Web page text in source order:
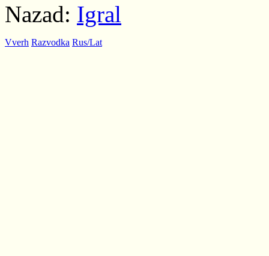
Nazad: Igral
Vverh Razvodka Rus/Lat